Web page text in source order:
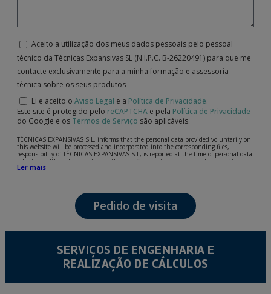
Aceito a utilização dos meus dados pessoais pelo pessoal
técnico da Técnicas Expansivas SL (N.I.P.C. B-26220491) para que me
contacte exclusivamente para a minha formação e assessoria
técnica sobre os seus produtos
Li e aceito o Aviso Legal e a Política de Privacidade.
Este site é protegido pelo reCAPTCHA e pela Política de Privacidade
do Google e os Termos de Serviço são aplicáveis.
TÉCNICAS EXPANSIVAS S.L. informs that the personal data provided voluntarily on
this website will be processed and incorporated into the corresponding files,
responsibility of TÉCNICAS EXPANSIVAS S.L, is reported at the time of personal data
collection, although, according to the specific case, its purpose may be any of the
following: attention to your referred request, complaint or question, established
The data in our files are strictly confidential and shall be treated with the utmost
confidentiality and shall comply with all the requirements provided for the General
Data Protection Regulation (GDPR) 2016.
According to Data Protection legislation, you are strongly advised not to send high-
encrypted. Should these details be sent, it is done so under your sole responsibility.
The user may at any time exercise their rights of access, rectification, cancellation
and opposition under the provisions of the General Data Protection Regulation
Portalada II | c/ Segador 13, 26006 | Logroño (La Rioja).
Ler mais
Pedido de visita
SERVIÇOS DE ENGENHARIA E
REALIZAÇÃO DE CÁLCULOS